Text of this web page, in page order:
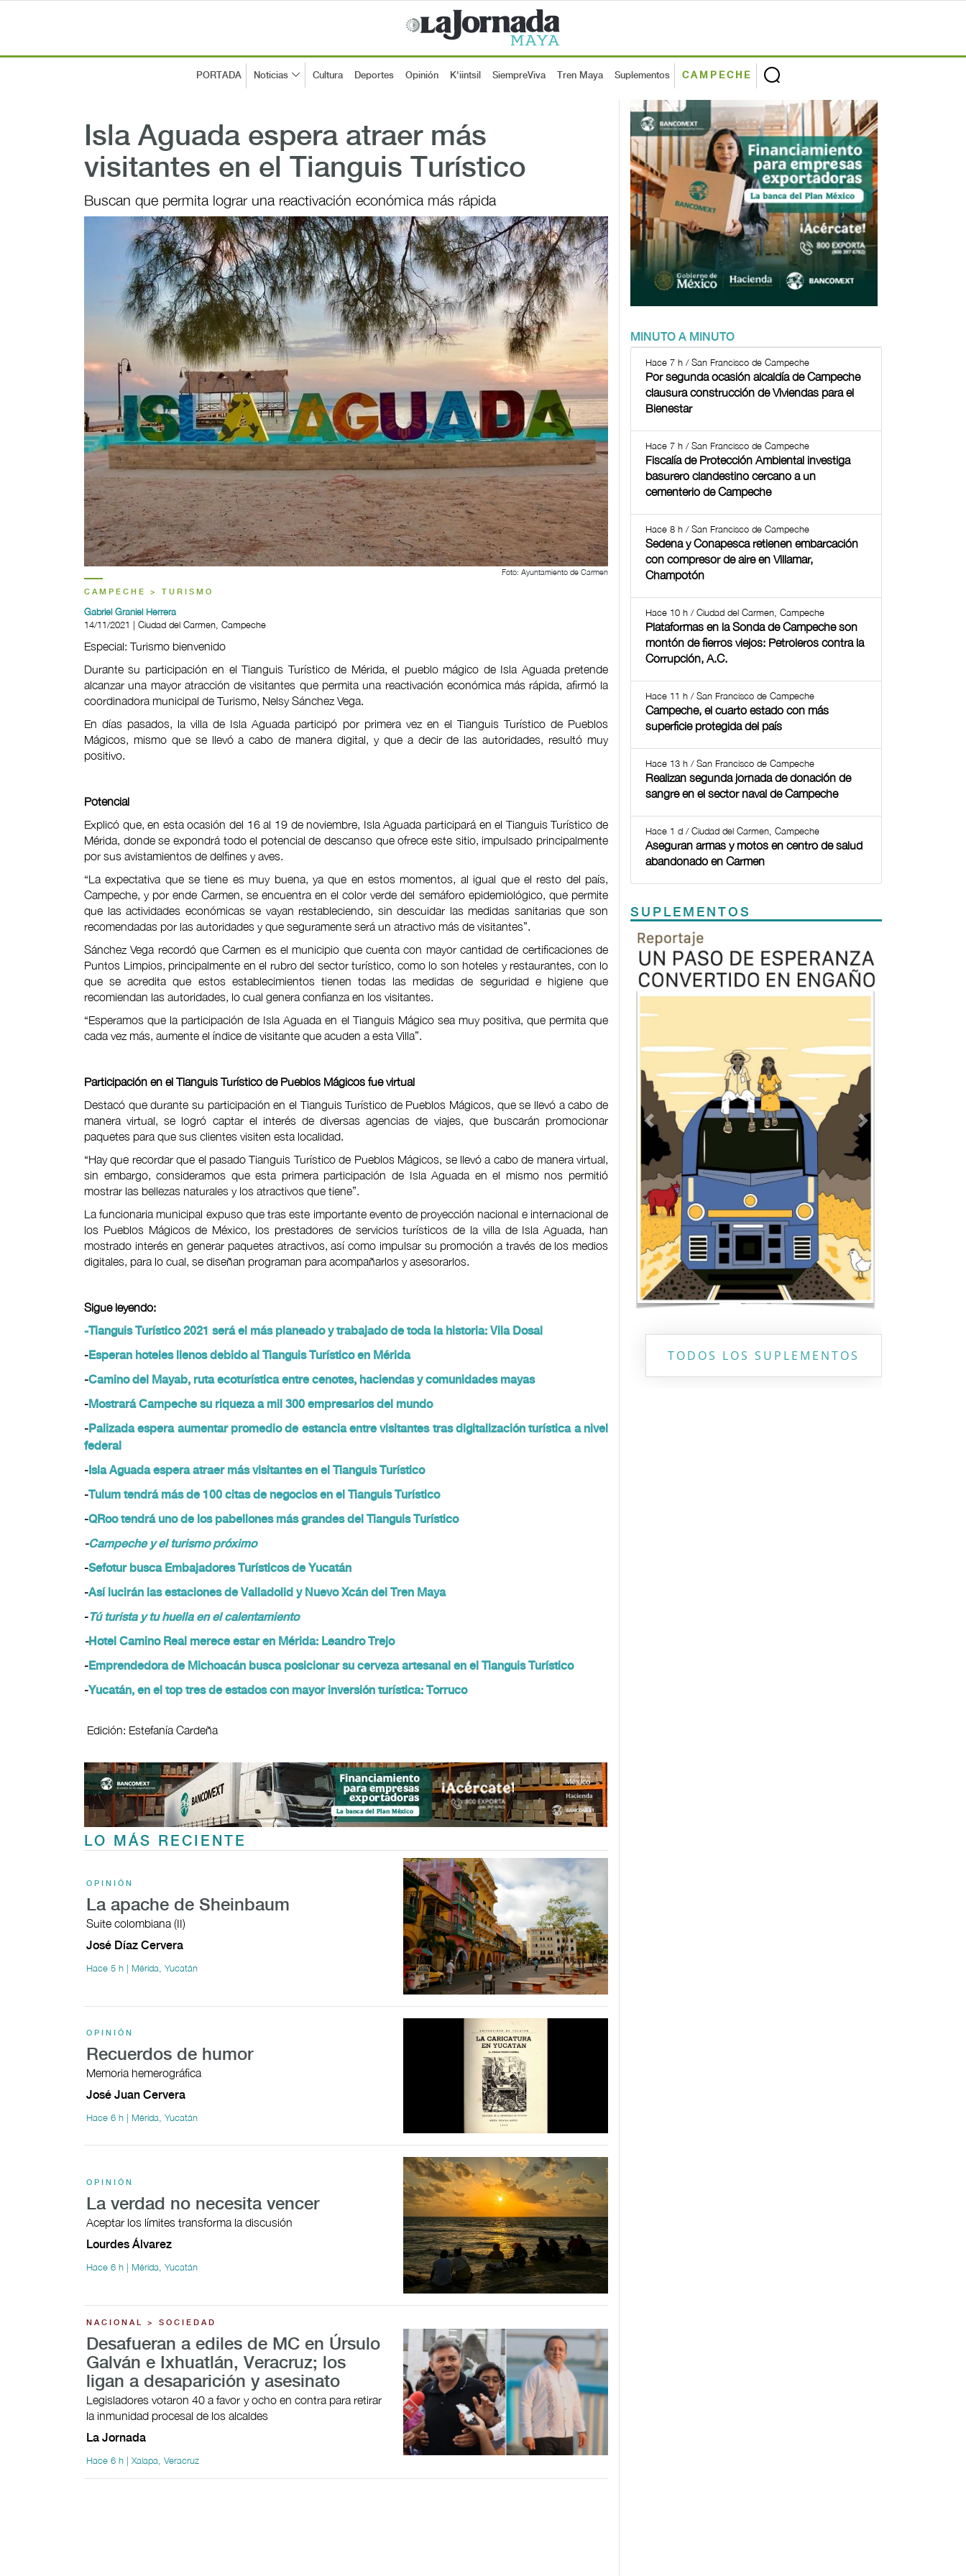
PORTADA Noticias Cultura Deportes Opinión K'iintsil SiempreViva Tren Maya Suplementos CAMPECHE
Isla Aguada espera atraer más
visitantes en el Tianguis Turístico
Buscan que permita lograr una reactivación económica más rápida
Foto: Ayuntamiento de Carmen
CAMPECHE > TURISMO
Gabriel Graniel Herrera
14/11/2021 | Ciudad del Carmen, Campeche
Especial: Turismo bienvenido
Durante su participación en el Tianguis Turístico de Mérida, el pueblo mágico de Isla Aguada pretende
alcanzar una mayor atracción de visitantes que permita una reactivación económica más rápida, afirmó la
coordinadora municipal de Turismo, Nelsy Sánchez Vega.
En días pasados, la villa de Isla Aguada participó por primera vez en el Tianguis Turístico de Pueblos
Mágicos, mismo que se llevó a cabo de manera digital, y que a decir de las autoridades, resultó muy
positivo.
Potencial
Explicó que, en esta ocasión del 16 al 19 de noviembre, Isla Aguada participará en el Tianguis Turístico de
Mérida, donde se expondrá todo el potencial de descanso que ofrece este sitio, impulsado principalmente
por sus avistamientos de delfines y aves.
“La expectativa que se tiene es muy buena, ya que en estos momentos, al igual que el resto del país,
Campeche, y por ende Carmen, se encuentra en el color verde del semáforo epidemiológico, que permite
que las actividades económicas se vayan restableciendo, sin descuidar las medidas sanitarias que son
recomendadas por las autoridades y que seguramente será un atractivo más de visitantes”.
Sánchez Vega recordó que Carmen es el municipio que cuenta con mayor cantidad de certificaciones de
Puntos Limpios, principalmente en el rubro del sector turístico, como lo son hoteles y restaurantes, con lo
que se acredita que estos establecimientos tienen todas las medidas de seguridad e higiene que
recomiendan las autoridades, lo cual genera confianza en los visitantes.
“Esperamos que la participación de Isla Aguada en el Tianguis Mágico sea muy positiva, que permita que
cada vez más, aumente el índice de visitante que acuden a esta Villa”.
Participación en el Tianguis Turístico de Pueblos Mágicos fue virtual
Destacó que durante su participación en el Tianguis Turístico de Pueblos Mágicos, que se llevó a cabo de
manera virtual, se logró captar el interés de diversas agencias de viajes, que buscarán promocionar
paquetes para que sus clientes visiten esta localidad.
“Hay que recordar que el pasado Tianguis Turístico de Pueblos Mágicos, se llevó a cabo de manera virtual,
sin embargo, consideramos que esta primera participación de Isla Aguada en el mismo nos permitió
mostrar las bellezas naturales y los atractivos que tiene”.
La funcionaria municipal expuso que tras este importante evento de proyección nacional e internacional de
los Pueblos Mágicos de México, los prestadores de servicios turísticos de la villa de Isla Aguada, han
mostrado interés en generar paquetes atractivos, así como impulsar su promoción a través de los medios
digitales, para lo cual, se diseñan programan para acompañarlos y asesorarlos.
Sigue leyendo:
-Tianguis Turístico 2021 será el más planeado y trabajado de toda la historia: Vila Dosal
-Esperan hoteles llenos debido al Tianguis Turístico en Mérida
-Camino del Mayab, ruta ecoturística entre cenotes, haciendas y comunidades mayas
-Mostrará Campeche su riqueza a mil 300 empresarios del mundo
-Palizada espera aumentar promedio de estancia entre visitantes tras digitalización turística a nivel
federal
- Isla Aguada espera atraer más visitantes en el Tianguis Turístico
-Tulum tendrá más de 100 citas de negocios en el Tianguis Turístico
-QRoo tendrá uno de los pabellones más grandes del Tianguis Turístico
-Campeche y el turismo próximo
-Sefotur busca Embajadores Turísticos de Yucatán
-Así lucirán las estaciones de Valladolid y Nuevo Xcán del Tren Maya
-Tú turista y tu huella en el calentamiento
-Hotel Camino Real merece estar en Mérida: Leandro Trejo
-Emprendedora de Michoacán busca posicionar su cerveza artesanal en el Tianguis Turístico
-Yucatán, en el top tres de estados con mayor inversión turística: Torruco
Edición: Estefanía Cardeña
LO MÁS RECIENTE
OPINIÓN
La apache de Sheinbaum
Suite colombiana (II)
José Díaz Cervera
Hace 5 h | Mérida, Yucatán
OPINIÓN
Recuerdos de humor
Memoria hemerográfica
José Juan Cervera
Hace 6 h | Mérida, Yucatán
OPINIÓN
La verdad no necesita vencer
Aceptar los límites transforma la discusión
Lourdes Álvarez
Hace 6 h | Mérida, Yucatán
NACIONAL > SOCIEDAD
Desafueran a ediles de MC en Úrsulo
Galván e Ixhuatlán, Veracruz; los
ligan a desaparición y asesinato
Legisladores votaron 40 a favor y ocho en contra para retirar
la inmunidad procesal de los alcaldes
La Jornada
Hace 6 h | Xalapa, Veracruz
MINUTO A MINUTO
Hace 7 h / San Francisco de Campeche
Por segunda ocasión alcaldía de Campeche
clausura construcción de Viviendas para el
Bienestar
Hace 7 h / San Francisco de Campeche
Fiscalía de Protección Ambiental investiga
basurero clandestino cercano a un
cementerio de Campeche
Hace 8 h / San Francisco de Campeche
Sedena y Conapesca retienen embarcación
con compresor de aire en Villamar,
Champotón
Hace 10 h / Ciudad del Carmen, Campeche
Plataformas en la Sonda de Campeche son
montón de fierros viejos: Petroleros contra la
Corrupción, A.C.
Hace 11 h / San Francisco de Campeche
Campeche, el cuarto estado con más
superficie protegida del país
Hace 13 h / San Francisco de Campeche
Realizan segunda jornada de donación de
sangre en el sector naval de Campeche
Hace 1 d / Ciudad del Carmen, Campeche
Aseguran armas y motos en centro de salud
abandonado en Carmen
SUPLEMENTOS
Previous
TODOS LOS SUPLEMENTOS